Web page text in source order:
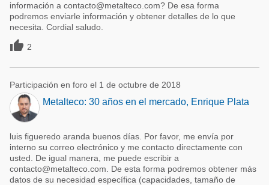
información a contacto@metalteco.com? De esa forma
podremos enviarle información y obtener detalles de lo que
necesita. Cordial saludo.
 2
Participación en foro el 1 de octubre de 2018
Metalteco: 30 años en el mercado, Enrique Plata
luis figueredo aranda buenos días. Por favor, me envía por
interno su correo electrónico y me contacto directamente con
usted. De igual manera, me puede escribir a
contacto@metalteco.com. De esta forma podremos obtener más
datos de su necesidad específica (capacidades, tamaño de